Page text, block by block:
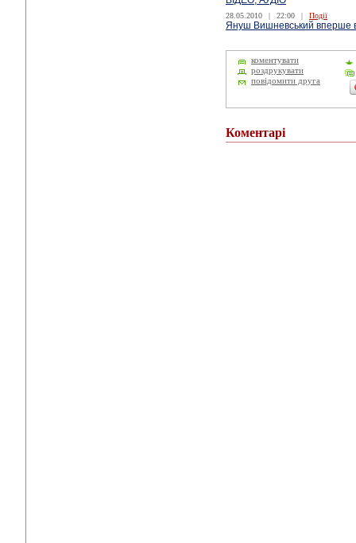
28.05.2010 | 22:00 | Події
Януш Вишневський вперше
коментувати
роздрукувати
повідомити друга
Коментарі